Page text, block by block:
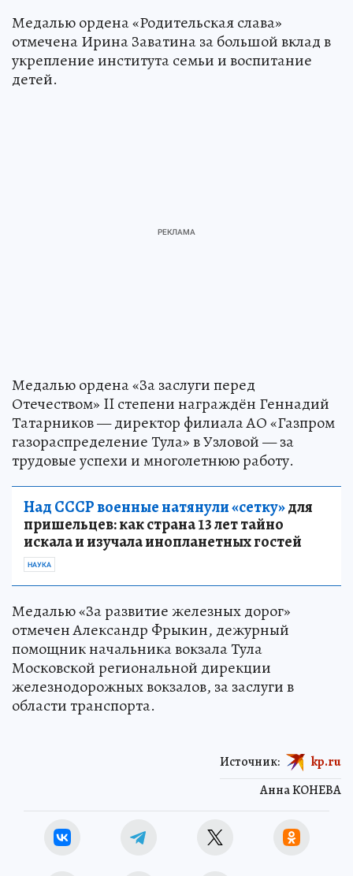
Медалью ордена «Родительская слава»
отмечена Ирина Заватина за большой вклад в
укрепление института семьи и воспитание
детей.
Медалью ордена «За заслуги перед
Отечеством» II степени награждён Геннадий
Татарников — директор филиала АО «Газпром
газораспределение Тула» в Узловой — за
трудовые успехи и многолетнюю работу.
Над СССР военные натянули «сетку»для
пришельцев: как страна 13 лет тайно
искала и изучала инопланетных гостей
НАУКА
Медалью «За развитие железных дорог»
отмечен Александр Фрыкин, дежурный
помощник начальника вокзала Тула
Московской региональной дирекции
железнодорожных вокзалов, за заслуги в
области транспорта.
Анна КОНЕВА
Источник: kp.ru